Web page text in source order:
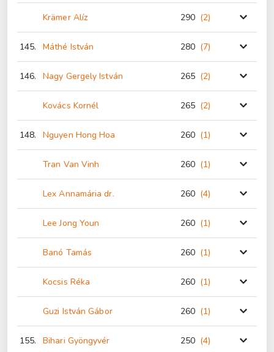
Krämer Alíz 290 (2)
145. Máthé István 280 (7)
146. Nagy Gergely István 265 (2)
Kovács Kornél 265 (2)
148. Nguyen Hong Hoa 260 (1)
Tran Van Vinh 260 (1)
Lex Annamária dr. 260 (4)
Lee Jong Youn 260 (1)
Banó Tamás 260 (1)
Kocsis Réka 260 (1)
Guzi István Gábor 260 (1)
155. Bihari Gyöngyvér 250 (4)